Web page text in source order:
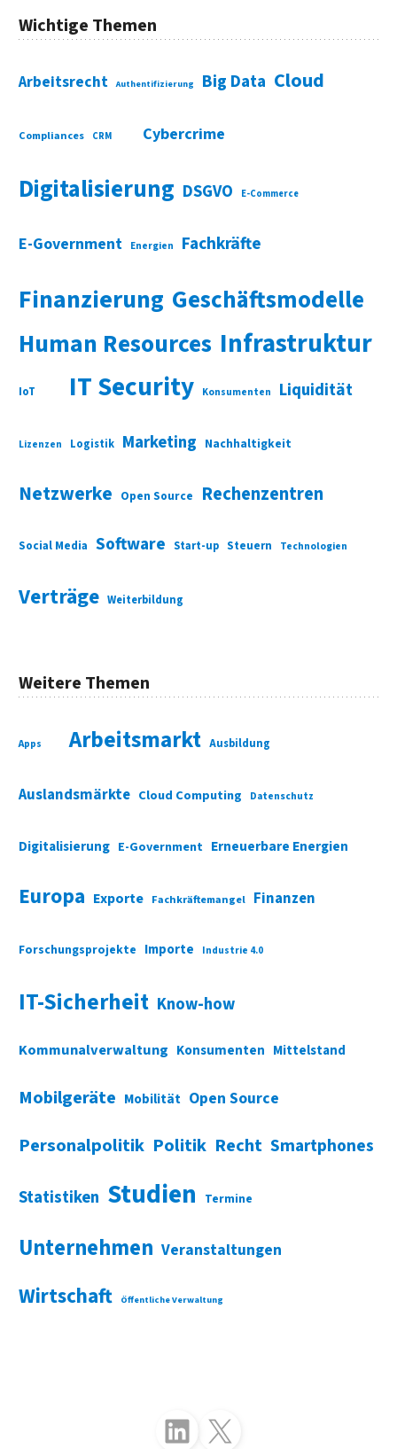
Wichtige Themen
Arbeitsrecht Authentifizierung Big Data Cloud
Compliances CRM Cybercrime
Digitalisierung DSGVO E-Commerce
E-Government Energien Fachkräfte
Finanzierung Geschäftsmodelle
Human Resources Infrastruktur
IoT IT Security Konsumenten Liquidität
Lizenzen Logistik Marketing Nachhaltigkeit
Netzwerke Open Source Rechenzentren
Social Media Software Start-up Steuern Technologien
Verträge Weiterbildung
Weitere Themen
Apps Arbeitsmarkt Ausbildung
Auslandsmärkte Cloud Computing Datenschutz
Digitalisierung E-Government Erneuerbare Energien
Europa Exporte Fachkräftemangel Finanzen
Forschungsprojekte Importe Industrie 4.0
IT-Sicherheit Know-how
Kommunalverwaltung Konsumenten Mittelstand
Mobilgeräte Mobilität Open Source
Personalpolitik Politik Recht Smartphones
Statistiken Studien Termine
Unternehmen Veranstaltungen
Wirtschaft Öffentliche Verwaltung
Folgen Sie uns auf LinkedInFolgen Sie uns auf X (Twitter)